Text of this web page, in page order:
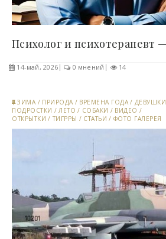
14-май, 2026 0 мнений 14
ЗИМА / ПРИРОДА / ВРЕМЕНА ГОДА / ДЕВУШКИ
ПОДРОСТКИ / ЛЕТО / СОБАКИ / ВИДЕО /
ОТКРЫТКИ / ТИГРРЫ / СТАТЬИ / ФОТО ГАЛЕРЕЯ